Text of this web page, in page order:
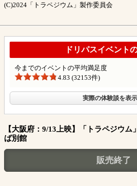
(C)2024「トラペジウム」製作委員会
ドリパスイベント
今までのイベントの平均満足度
4.83 (32153件)
実際の体験談を表示
【大阪府：9/13上映】「トラペジウ
ば別館
販売終了